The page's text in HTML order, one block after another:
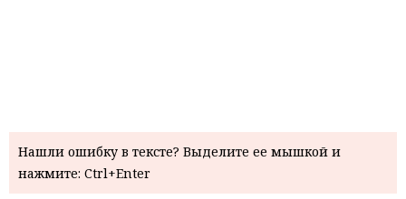
Нашли ошибку в тексте? Выделите ее мышкой и
нажмите: Ctrl+Enter